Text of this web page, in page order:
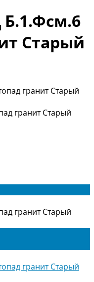
Старый
гранит Старый
гранит Старый